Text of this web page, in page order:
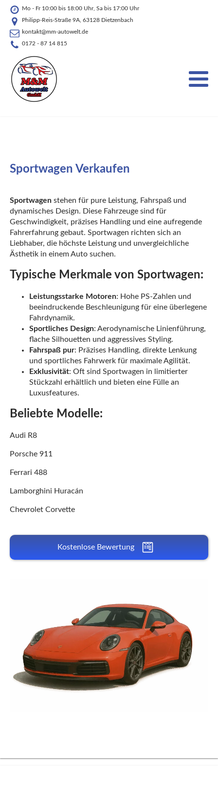
Mo - Fr 10:00 bis 18:00 Uhr, Sa bis 17:00 Uhr
Philipp-Reis-Straße 9A, 63128 Dietzenbach
kontakt@mm-autowelt.de
0172 - 87 14 815
Sportwagen Verkaufen
Sportwagen stehen für pure Leistung, Fahrspaß und
dynamisches Design. Diese Fahrzeuge sind für
Geschwindigkeit, präzises Handling und eine aufregende
Fahrerfahrung gebaut. Sportwagen richten sich an
Liebhaber, die höchste Leistung und unvergleichliche
Ästhetik in einem Auto suchen.
Typische Merkmale von Sportwagen:
Leistungsstarke Motoren: Hohe PS-Zahlen und
beeindruckende Beschleunigung für eine überlegene
Fahrdynamik.
Sportliches Design: Aerodynamische Linienführung,
flache Silhouetten und aggressives Styling.
Fahrspaß pur: Präzises Handling, direkte Lenkung
und sportliches Fahrwerk für maximale Agilität.
Exklusivität: Oft sind Sportwagen in limitierter
Stückzahl erhältlich und bieten eine Fülle an
Luxusfeatures.
Beliebte Modelle:
Audi R8
Porsche 911
Ferrari 488
Lamborghini Huracán
Chevrolet Corvette
Kostenlose Bewertung